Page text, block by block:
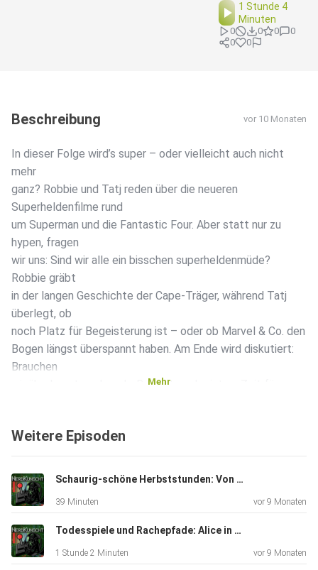
1 Stunde 4
Minuten
0 0 0
0
0
0
Beschreibung vor 10 Monaten
In dieser Folge wird’s super – oder vielleicht auch nicht
mehr
ganz? Robbie und Tatj reden über die neueren
Superheldenfilme rund
um Superman und die Fantastic Four. Aber statt nur zu
hypen, fragen
wir uns: Sind wir alle ein bisschen superheldenmüde?
Robbie gräbt
in der langen Geschichte der Cape-Träger, während Tatj
überlegt, ob
noch Platz für Begeisterung ist – oder ob Marvel & Co. den
Bogen längst überspannt haben. Am Ende wird diskutiert:
Brauchen
wir überhaupt noch mehr Reboots, oder ist es Zeit für
die
kann man
eigentlich noch ertragen?
Mehr
Weitere Episoden
Schaurig-schöne Herbststunden: Von Wiederbelebung bis Mord
39 Minuten vor 9 Monaten
Todesspiele und Rachepfade: Alice in Borderland & Ghost of Yotei (auch wir sind im Japan-Hype)
1 Stunde 2 Minuten vor 9 Monaten